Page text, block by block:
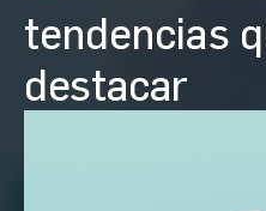
tendencias
destacar